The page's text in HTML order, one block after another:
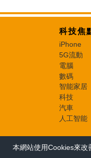
科技焦
iPhone
5G流動
電腦
數碼
智能家居
科技
汽車
人工智能
本網站使用Cookies來改